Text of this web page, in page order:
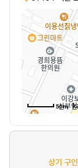
50m
상기 구